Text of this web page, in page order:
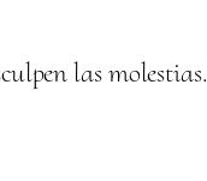
las molestias.